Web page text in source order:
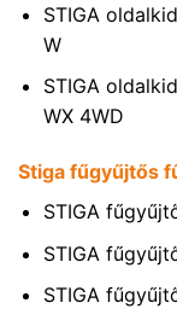
STIGA
W
STIGA
WX 4WD
Stiga fűgyűjtős
STIGA
STIGA
STIGA